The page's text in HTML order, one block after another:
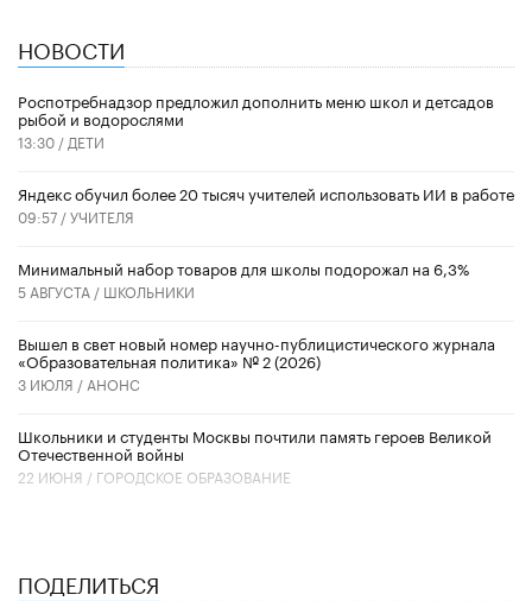
НОВОСТИ
Роспотребнадзор предложил дополнить меню школ и детсадов
рыбой и водорослями
13:30 / ДЕТИ
​Яндекс обучил более 20 тысяч учителей использовать ИИ в работе
09:57 /УЧИТЕЛЯ
Минимальный набор товаров для школы подорожал на 6,3%
5 АВГУСТА / ШКОЛЬНИКИ
Вышел в свет новый номер научно-публицистического журнала
«Образовательная политика» № 2 (2026)
3 ИЮЛЯ / АНОНС
Школьники и студенты Москвы почтили память героев Великой
Отечественной войны
22 ИЮНЯ / ГОРОДСКОЕ ОБРАЗОВАНИЕ
ПОДЕЛИТЬСЯ